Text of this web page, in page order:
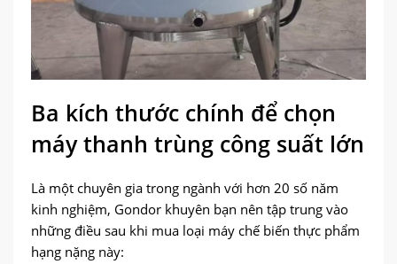
Ba kích thước chính để chọn
máy thanh trùng công suất lớn
Là một chuyên gia trong ngành với hơn 20 số năm
kinh nghiệm, Gondor khuyên bạn nên tập trung vào
những điều sau khi mua loại máy chế biến thực phẩm
hạng nặng này: